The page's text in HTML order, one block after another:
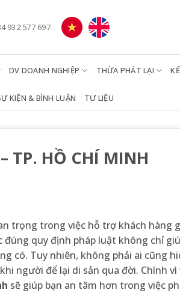
932 577 697
DV DOANH NGHIỆP THỪA PHÁT LẠI
KIỆN & BÌNH LUẬN TƯ LIỆU
TP. HỒ CHÍ MINH
trọng trong việc hỗ trợ khách hàng
đúng quy định pháp luật không chỉ
có. Tuy nhiên, không phải ai cũng
người để lại di sản qua đời. Chính vì
sẽ giúp bạn an tâm hơn trong việc